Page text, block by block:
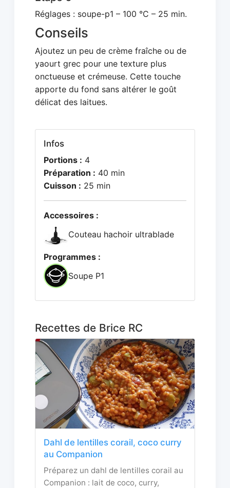
Réglages : soupe-p1 – 100 °C – 25 min.
Conseils
Ajoutez un peu de crème fraîche ou de
yaourt grec pour une texture plus
onctueuse et crémeuse. Cette touche
apporte du fond sans altérer le goût
délicat des laitues.
Infos
Portions : 4
Préparation : 40 min
Cuisson : 25 min
Accessoires :
Couteau hachoir ultrablade
Programmes :
Soupe P1
Recettes de Brice RC
Dahl de lentilles corail, coco curry
au Companion
Préparez un dahl de lentilles corail au
Companion : lait de coco, curry,